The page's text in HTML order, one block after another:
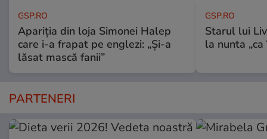
GSP.RO
Apariția din loja Simonei Halep
care i-a frapat pe englezi: „Și-a
lăsat mască fanii”
GSP.RO
Starul lui
la nunta „ca
PARTENERI